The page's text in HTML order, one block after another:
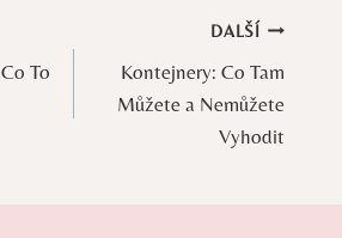
To
DALŠÍ
Kontejnery: Co Tam
Můžete a Nemůžete
Vyhodit